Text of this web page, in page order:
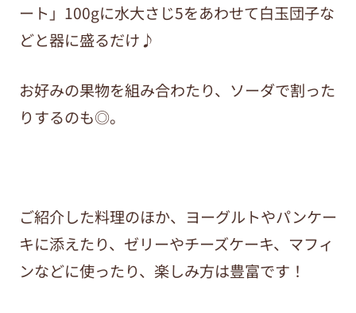
ート」 100gに水大さじ5をあわせて白玉団子な
どと器に盛るだけ♪
お好みの果物を組み合わたり、ソーダで割った
りするのも◎。
ご紹介した料理のほか、ヨーグルトやパンケー
キに添えたり、ゼリーやチーズケーキ、マフィ
ンなどに使ったり、楽しみ方は豊富です！